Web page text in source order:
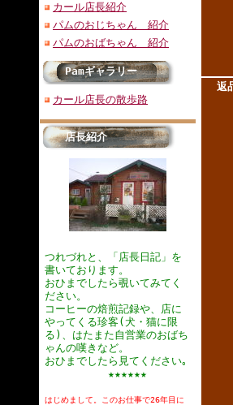
カール店長紹介
パムのおじちゃん 紹介
パムのおばちゃん 紹介
Pamギャラリー
カール店長の散歩路
店長紹介
つれづれと、「店長日記」を
書いております。
おひまでしたら覗いてみてく
ださい。
コーヒーの焙煎記録や、店に
やってくる珍客(犬・猫に限
る)、はたまた自営業のおばち
ゃんの嘆きなど。
おひまでしたら見てください｡
★★★★★★
はじめまして。このお仕事で26年目に
返